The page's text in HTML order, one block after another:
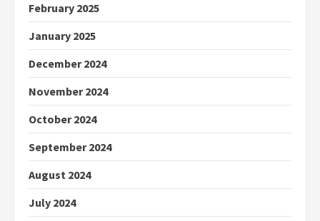
February 2025
January 2025
December 2024
November 2024
October 2024
September 2024
August 2024
July 2024